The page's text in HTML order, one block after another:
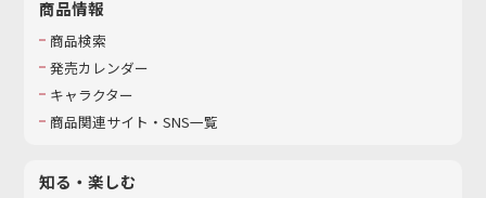
商品情報
商品検索
発売カレンダー
キャラクター
商品関連サイト・SNS一覧
知る・楽しむ